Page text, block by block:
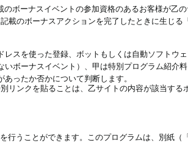
のボーナスイベントの参加資格のあるお客様が乙
記載のボーナスアクションを完了したときに生じる
スを使った登録、ボットもしくは自動ソフトウ
ボーナスイベント）、甲は特別プログラム紹介
ったか否かについて判断します。
リンクを貼ることは、乙サイトの内容が該当する
行うことができます。このプログラムは、別紙（